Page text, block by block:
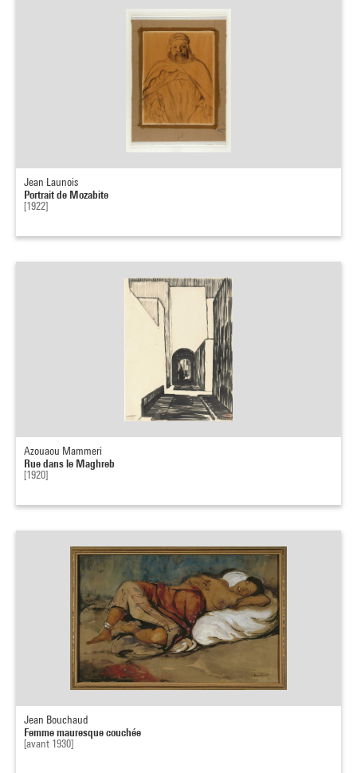
Jean Launois
Portrait de Mozabite
[1922]
Azouaou Mammeri
Rue dans le Maghreb
[1920]
Jean Bouchaud
Femme mauresque couchée
[avant 1930]